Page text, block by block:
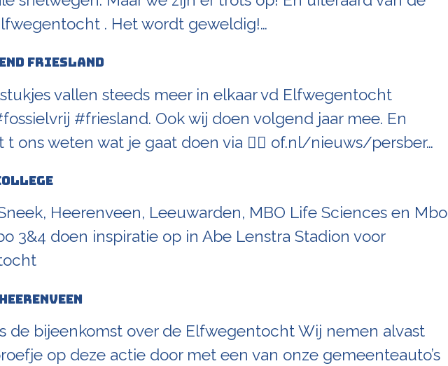
. Het wordt geweldig!…
Friesland
vallen steeds meer in elkaar vd Elfwegentocht
#friesland. Ook wij doen volgend jaar mee. En
t ons weten wat je gaat doen via 👉🏼 of.nl/nieuws/persber…
Heerenveen, Leeuwarden, MBO Life Sciences en Mbo
3&4 doen inspiratie op in Abe Lenstra Stadion voor
de bijeenkomst over de Elfwegentocht Wij nemen alvast
op deze actie door met een van onze gemeenteauto’s